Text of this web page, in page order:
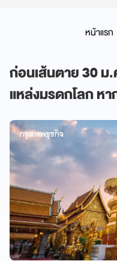
หน้าแรก
ก่อนเส้นตาย 30 ม.
แหล่งมรดกโลก ห